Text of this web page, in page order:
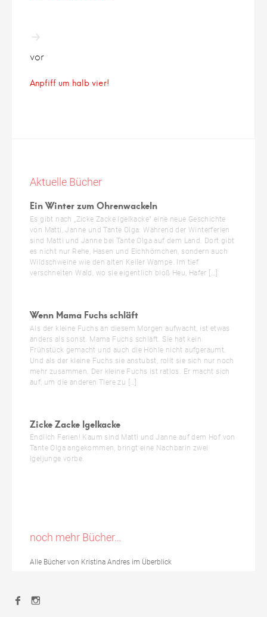
vor
Anpfiff um halb vier!
Aktuelle Bücher
Ein Winter zum Ohrenwackeln
Es gibt nach „Zicke Zacke Igelkacke“ eine neue Geschichte
von Matti, Janne und Tante Olga: Während der Winterferien
sind Matti und Janne bei Tante Olga auf dem Land. Dort gibt
es nicht nur Rehe, Hasen und Eichhörnchen, sondern auch
Wildschweine wie den alten Keiler Wampe. Im tief
verschneiten Wald, wo sie eigentlich bloß Heu, Hafer […]
Wenn Mama Fuchs schläft
Als der kleine Fuchs an diesem Morgen aufwacht, ist etwas
anders als sonst. Mama Fuchs schläft. Sie hat kein
Frühstück gemacht und auch die Höhle nicht aufgeräumt.
Und als der kleine Fuchs sie anstubst, rollt sie sich nur noch
mehr zusammen. Der kleine Fuchs ist ratlos. Er macht sich
auf, um die anderen Tiere zu […]
Zicke Zacke Igelkacke
Endlich Ferien! Kaum sind Matti und Janne auf dem Hof von
Tante Olga angekommen, bringt eine Nachbarin zwei
Igeljunge vorbe.
noch mehr Bücher…
Alle Bücher von Kristina Andres im Überblick
Facebook